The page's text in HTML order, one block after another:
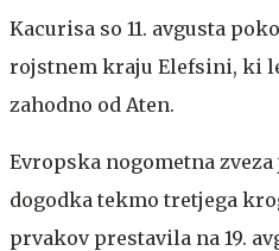
Kacurisa so 11. avgusta
rojstnem kraju Elefsini, ki
zahodno od Aten.
Evropska nogometna
dogodka tekmo tretjega
prvakov prestavila na 19.